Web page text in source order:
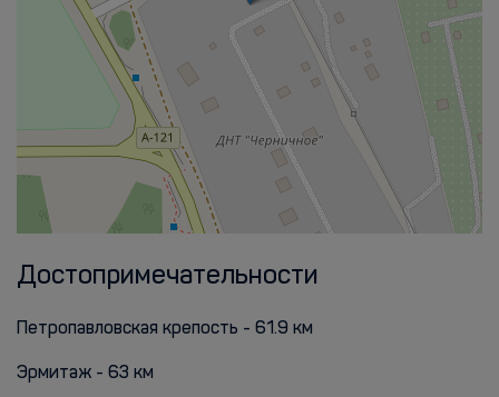
Достопримечательности
Петропавловская крепость - 61.9 км
Эрмитаж - 63 км